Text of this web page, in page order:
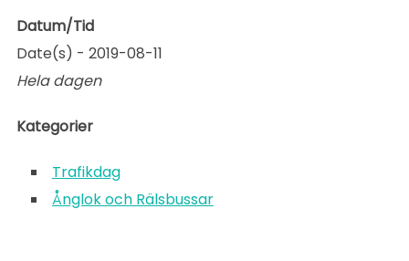
Datum/Tid
Date(s) - 2019-08-11
Hela dagen
Kategorier
Trafikdag
Ånglok och Rälsbussar